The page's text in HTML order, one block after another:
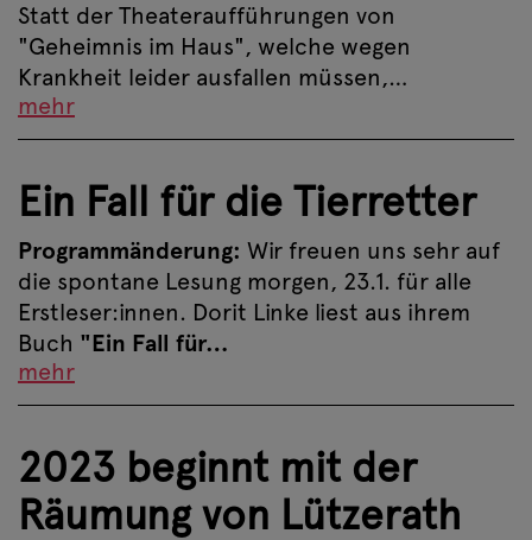
Statt der Theateraufführungen von
"Geheimnis im Haus", welche wegen
Krankheit leider ausfallen müssen,…
mehr
Ein Fall für die Tierretter
Programmänderung: Wir freuen uns sehr auf
die spontane Lesung morgen, 23.1. für alle
Erstleser:innen. Dorit Linke liest aus ihrem
Buch "Ein Fall für…
mehr
2023 beginnt mit der
Räumung von Lützerath